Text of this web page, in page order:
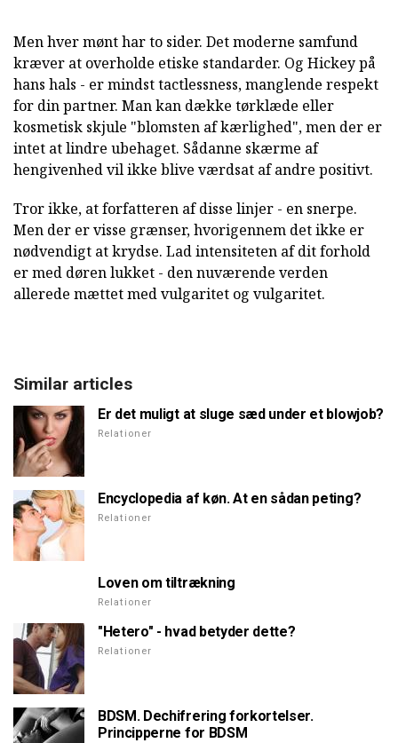
Men hver mønt har to sider. Det moderne samfund
kræver at overholde etiske standarder. Og Hickey på
hans hals - er mindst tactlessness, manglende respekt
for din partner. Man kan dække tørklæde eller
kosmetisk skjule "blomsten af kærlighed", men der er
intet at lindre ubehaget. Sådanne skærme af
hengivenhed vil ikke blive værdsat af andre positivt.
Tror ikke, at forfatteren af disse linjer - en snerpe.
Men der er visse grænser, hvorigennem det ikke er
nødvendigt at krydse. Lad intensiteten af dit forhold
er med døren lukket - den nuværende verden
allerede mættet med vulgaritet og vulgaritet.
Similar articles
Er det muligt at sluge sæd under et blowjob?
Relationer
Encyclopedia af køn. At en sådan peting?
Relationer
Loven om tiltrækning
Relationer
"Hetero" - hvad betyder dette?
Relationer
BDSM. Dechifrering forkortelser.
Principperne for BDSM